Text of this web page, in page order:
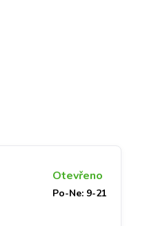
Otevřeno
Po-Ne: 9-21